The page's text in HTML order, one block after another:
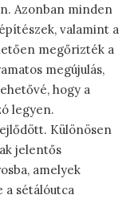
Azonban minden
valamint a
megőrizték a
megújulás,
hogy a
legyen.
Különösen
jelentős
amelyek
a sétálóutca